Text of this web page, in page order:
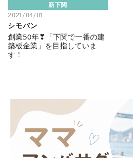
新下関
2021/04/01
シモバン
創業50年❣「下関で一番の建
築板金業」を目指していま
す！